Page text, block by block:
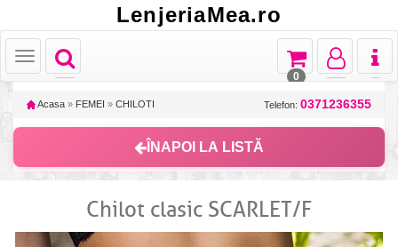
LenjeriaMea.ro
Toggle
navigation
Toggle
Toggle
navigation
Toggle
navigation
Toggle
navigation
0
Acasa » FEMEI » CHILOTI Telefon: 0371236355
ÎNAPOI LA LISTĂ
Chilot clasic SCARLET/F